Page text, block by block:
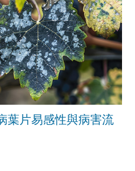
葉片易感性與病害流